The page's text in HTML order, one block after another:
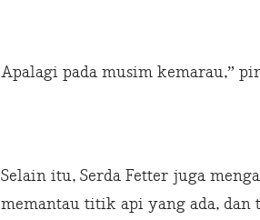
Apalagi pada musim kemarau,”
Selain itu, Serda Fetter juga
memantau titik api yang ada,